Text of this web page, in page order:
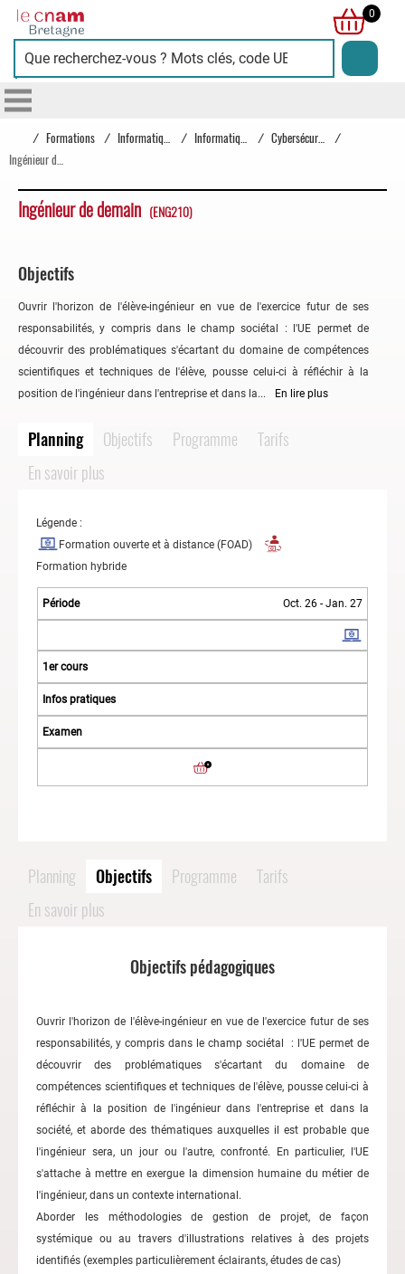
Cnam
Bretagne
0
/ Formations / / /
/
Ingénieur de demain (ENG210)
Objectifs
Ouvrir l'horizon de l'élève-ingénieur en vue de l'exercice futur de ses
responsabilités, y compris dans le champ sociétal : l'UE permet de
découvrir des problématiques s'écartant du domaine de compétences
scientifiques et techniques de l'élève, pousse celui-ci à réfléchir à la
position de l'ingénieur dans l'entreprise et dans la...
En lire plus
Planning Objectifs Programme
Tarifs
En savoir plus
Légende :
Formation ouverte et à distance (FOAD)
Formation hybride
Oct. 26 - Jan. 27
Planning Objectifs Programme
Tarifs
En savoir plus
Objectifs pédagogiques
Ouvrir l'horizon de l'élève-ingénieur en vue de l'exercice futur de ses
responsabilités, y compris dans le champ sociétal : l'UE permet de
découvrir des problématiques s'écartant du domaine de
compétences scientifiques et techniques de l'élève, pousse celui-ci à
réfléchir à la position de l'ingénieur dans l'entreprise et dans la
société, et aborde des thématiques auxquelles il est probable que
l'ingénieur sera, un jour ou l'autre, confronté. En particulier, l'UE
s'attache à mettre en exergue la dimension humaine du métier de
l'ingénieur, dans un contexte international.
Aborder les méthodologies de gestion de projet, de façon
systémique ou au travers d'illustrations relatives à des projets
identifiés (exemples particulièrement éclairants, études de cas)